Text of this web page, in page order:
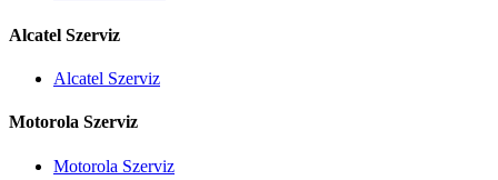
Alcatel Szerviz
Alcatel Szerviz
Motorola Szerviz
Motorola Szerviz